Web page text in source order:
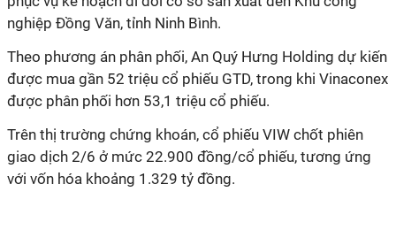
nghiệp Đồng Văn, tỉnh Ninh Bình.
Theo phương án phân phối, An Quý Hưng Holding dự kiến
được mua gần 52 triệu cổ phiếu GTD, trong khi Vinaconex
được phân phối hơn 53,1 triệu cổ phiếu.
Trên thị trường chứng khoán, cổ phiếu VIW chốt phiên
giao dịch 2/6 ở mức 22.900 đồng/cổ phiếu, tương ứng
với vốn hóa khoảng 1.329 tỷ đồng.